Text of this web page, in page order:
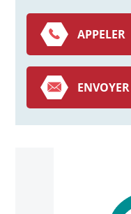
APPELER